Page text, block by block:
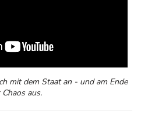
mit dem Staat an - und am Ende
aus.